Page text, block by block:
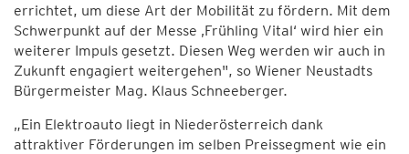
errichtet, um diese Art der Mobilität zu fördern. Mit dem
Schwerpunkt auf der Messe ‚Frühling Vital‘ wird hier ein
weiterer Impuls gesetzt. Diesen Weg werden wir auch in
Zukunft engagiert weitergehen", so Wiener Neustadts
Bürgermeister Mag. Klaus Schneeberger.
„Ein Elektroauto liegt in Niederösterreich dank
attraktiver Förderungen im selben Preissegment wie ein